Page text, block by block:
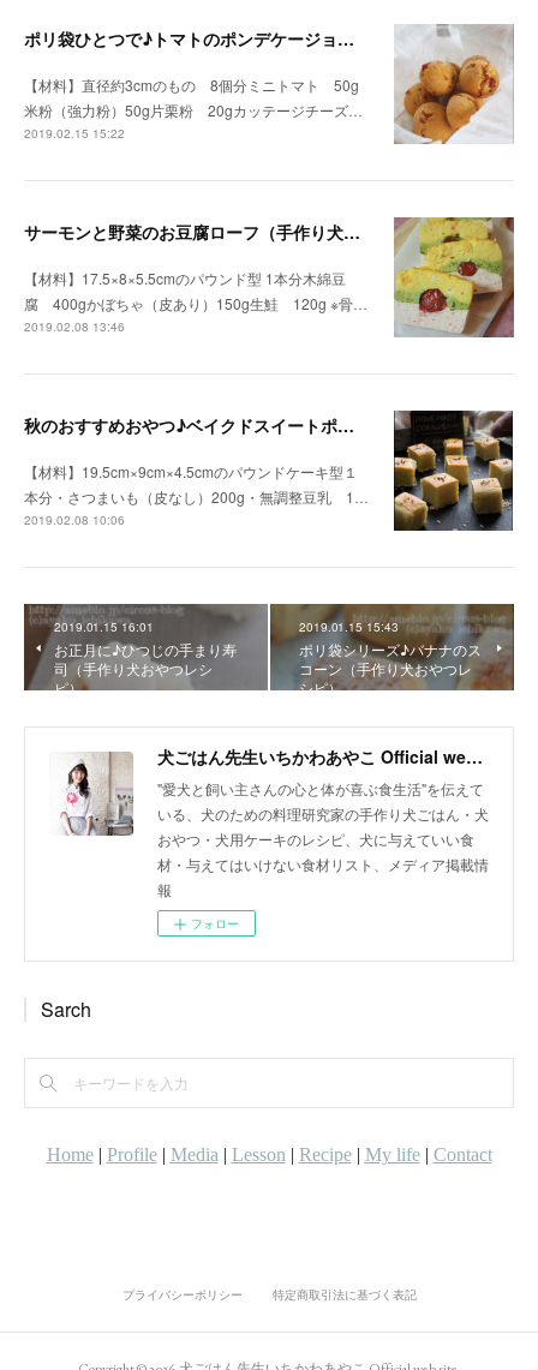
ポリ袋ひとつで♪トマトのポンデケージョ（手作り犬おやつレシピ）
【材料】直径約3cmのもの 8個分ミニトマト 50g
米粉（強力粉）50g片栗粉 20gカッテージチーズ…
2019.02.15 15:22
サーモンと野菜のお豆腐ローフ（手作り犬おやつレシピ）
【材料】17.5×8×5.5cmのパウンド型 1本分木綿豆
腐 400gかぼちゃ（皮あり）150g生鮭 120g ※骨…
2019.02.08 13:46
秋のおすすめおやつ♪ベイクドスイートポテト（手作り犬おやつレシピ）
【材料】19.5cm×9cm×4.5cmのパウンドケーキ型１
本分・さつまいも（皮なし）200g・無調整豆乳 1…
2019.02.08 10:06
2019.01.15 16:01
お正月に♪ひつじの手まり寿
司（手作り犬おやつレシ
ピ）
2019.01.15 15:43
ポリ袋シリーズ♪バナナのス
コーン（手作り犬おやつレ
シピ）
犬ごはん先生いちかわあやこ Official web site
"愛犬と飼い主さんの心と体が喜ぶ食生活"を伝えて
いる、犬のための料理研究家の手作り犬ごはん・犬
おやつ・犬用ケーキのレシピ、犬に与えていい食
材・与えてはいけない食材リスト、メディア掲載情
報
フォロー
Sarch
プライバシーポリシー 特定商取引法に基づく表記